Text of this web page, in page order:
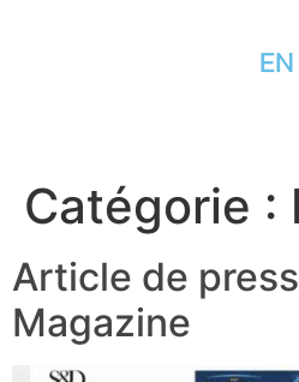
EN
Catégorie :
Article de
Magazine